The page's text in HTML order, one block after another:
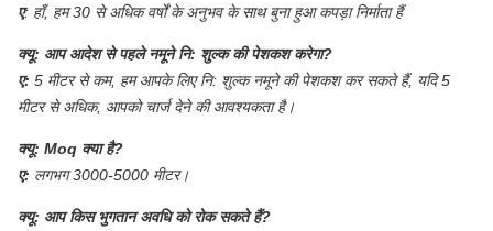
ए: हाँ, हम 30 से अधिक वर्षों के अनुभव के साथ बुना हुआ कपड़ा निर्माता हैं
क्यू: आप आदेश से पहले नमूने नि: शुल्क की पेशकश करेगा?
ए: 5 मीटर से कम, हम आपके लिए नि: शुल्क नमूने की पेशकश कर सकते हैं, यदि 5
मीटर से अधिक, आपको चार्ज देने की आवश्यकता है।
क्यू: Moq क्या है?
ए: लगभग 3000-5000 मीटर।
क्यू: आप किस भुगतान अवधि को रोक सकते हैं?